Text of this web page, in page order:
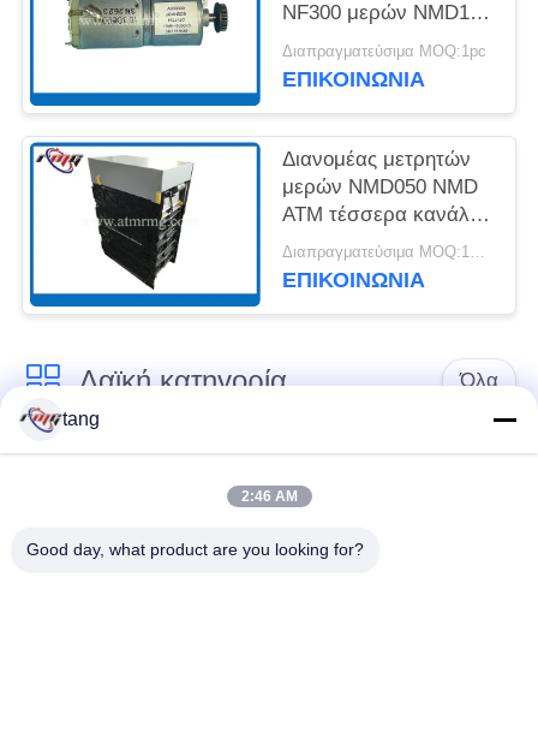
NF300 μερών NMD100
NMD050 μηχανών του
ATM
Διαπραγματεύσιμα MOQ:1pc
ΕΠΙΚΟΙΝΩΝΊΑ
Διανομέας μετρητών
μερών NMD050 NMD
ATM τέσσερα κανάλια
με τις κασέτες
Διαπραγματεύσιμα MOQ:1PCS
ΕΠΙΚΟΙΝΩΝΊΑ
Λαϊκή κατηγορία Όλα
Ανταλλακτικά του
μέρη μηχανών του
ATM
μέρη wincor ATM Μέρη NCR ATM
tang
2:46 AM
Good day, what product are you looking for?